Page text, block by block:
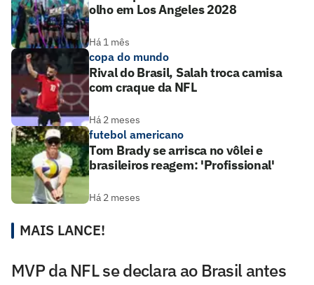
olho em Los Angeles 2028
Há 1 mês
copa do mundo
Rival do Brasil, Salah troca camisa
com craque da NFL
Há 2 meses
futebol americano
Tom Brady se arrisca no vôlei e
brasileiros reagem: 'Profissional'
Há 2 meses
MAIS LANCE!
MVP da NFL se declara ao Brasil antes